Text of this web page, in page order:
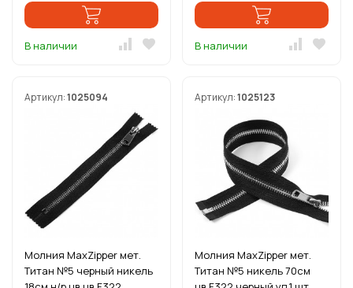
В наличии В наличии
Артикул:1025094
Молния MaxZipper мет.
Титан №5 черный никель
Артикул:1025123
Молния MaxZipper мет.
Титан №5 никель 70см